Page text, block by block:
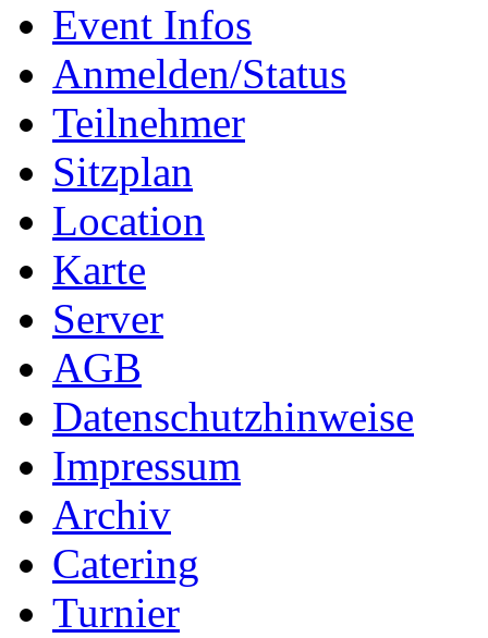
Event Infos
Anmelden/Status
Teilnehmer
Sitzplan
Location
Karte
Server
AGB
Datenschutzhinweise
Impressum
Archiv
Catering
Turnier